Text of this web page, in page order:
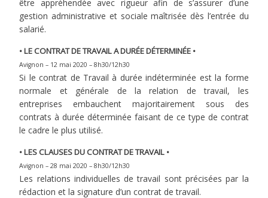
être appréhendée avec rigueur afin de s’assurer d’une
gestion administrative et sociale maîtrisée dès l’entrée du
salarié.
• LE CONTRAT DE TRAVAIL A DURÉE DÉTERMINÉE •
Avignon – 12 mai 2020 – 8h30/12h30
Si le contrat de Travail à durée indéterminée est la forme
normale et générale de la relation de travail, les
entreprises embauchent majoritairement sous des
contrats à durée déterminée faisant de ce type de contrat
le cadre le plus utilisé.
• LES CLAUSES DU CONTRAT DE TRAVAIL •
Avignon – 28 mai 2020 – 8h30/12h30
Les relations individuelles de travail sont précisées par la
rédaction et la signature d’un contrat de travail.